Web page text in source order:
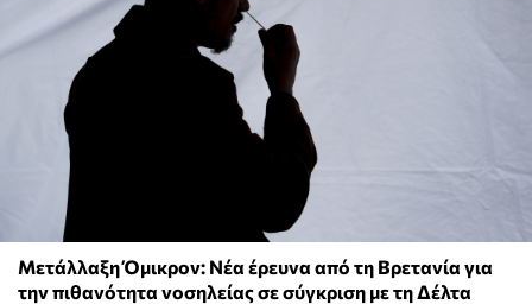
Μετάλλαξη Όμικρον: Νέα έρευνα από τη Βρετανία για
την πιθανότητα νοσηλείας σε σύγκριση με τη Δέλτα